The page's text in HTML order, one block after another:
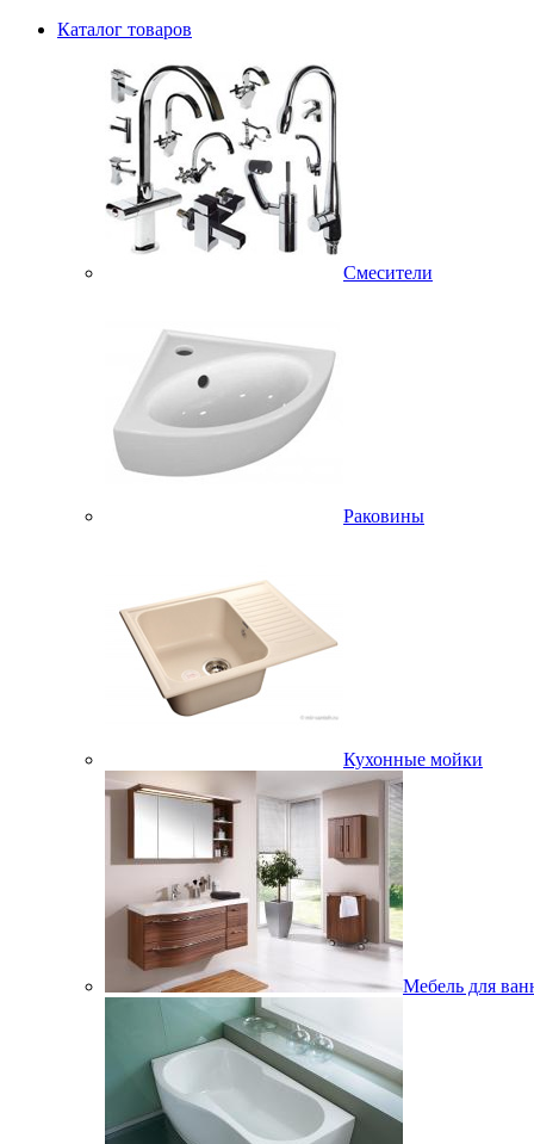
Каталог товаров
Смесители
Раковины
Кухонные мойки
Мебель для